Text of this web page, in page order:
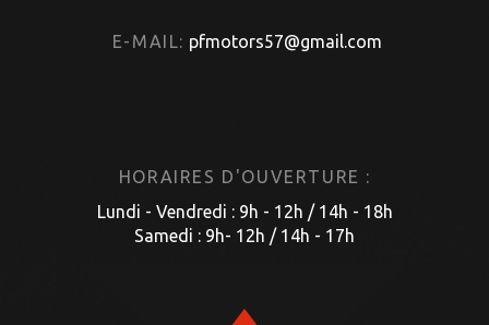
E-MAIL: pfmotors57@gmail.com
HORAIRES D'OUVERTURE :
Lundi - Vendredi : 9h - 12h / 14h - 18h
Samedi : 9h- 12h / 14h - 17h